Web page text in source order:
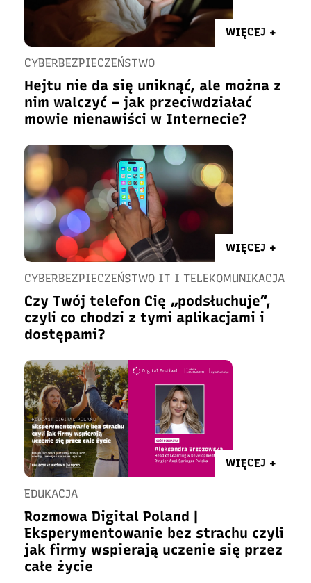
WIĘCEJ +
CYBERBEZPIECZEŃSTWO
Hejtu nie da się uniknąć, ale można z
nim walczyć – jak przeciwdziałać
mowie nienawiści w Internecie?
WIĘCEJ +
CYBERBEZPIECZEŃSTWO IT I TELEKOMUNIKACJA
Czy Twój telefon Cię „podsłuchuje”,
czyli co chodzi z tymi aplikacjami i
dostępami?
WIĘCEJ +
EDUKACJA
Rozmowa Digital Poland |
Eksperymentowanie bez strachu czyli
jak firmy wspierają uczenie się przez
całe życie